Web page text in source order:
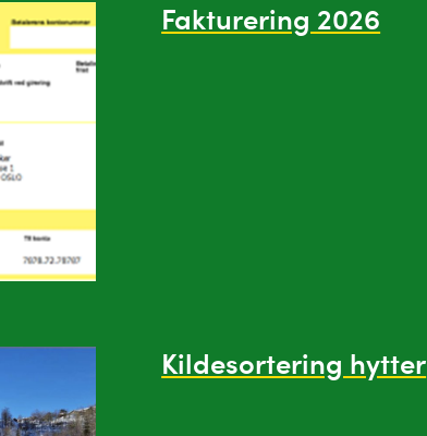
Fakturering 2026
Kildesortering hytter